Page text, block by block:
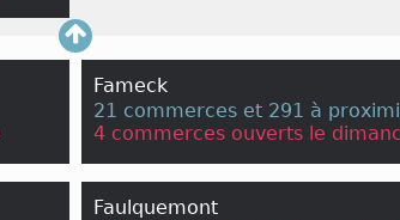
Fameck
21 commerces et 291 à
4 commerces ouverts le
Faulquemont